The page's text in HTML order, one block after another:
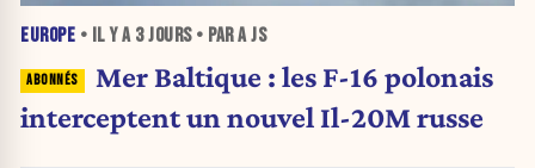
EUROPE • IL Y A 3 JOURS• PAR A JS
Mer Baltique : les F-16 polonais
interceptent un nouvel Il-20M russe